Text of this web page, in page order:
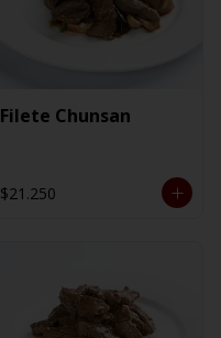
Filete Chunsan
$21.250